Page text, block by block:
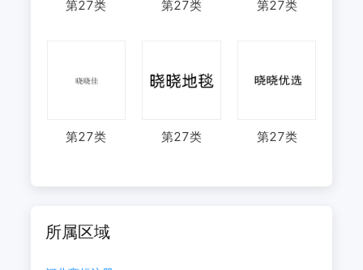
第27类 第27类 第27类
第27类 第27类 第27类
所属区域